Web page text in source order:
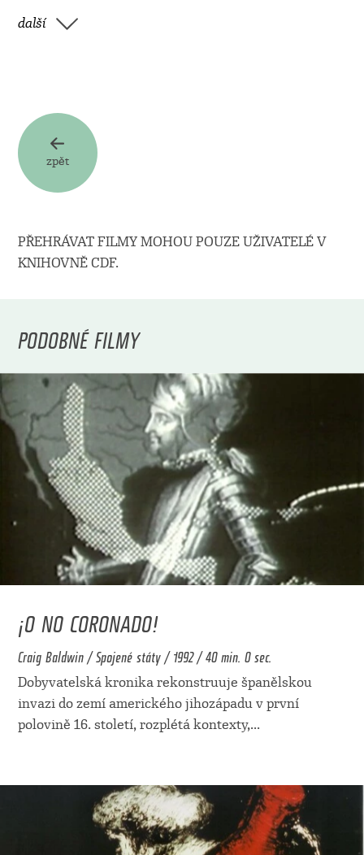
další
zpět
PŘEHRÁVAT FILMY MOHOU POUZE UŽIVATELÉ V
KNIHOVNĚ CDF.
PODOBNÉ FILMY
¡O NO CORONADO!
Craig Baldwin / Spojené státy / 1992 / 40 min. 0 sec.
Dobyvatelská kronika rekonstruuje španělskou
invazi do zemí amerického jihozápadu v první
polovině 16. století, rozplétá kontexty,...